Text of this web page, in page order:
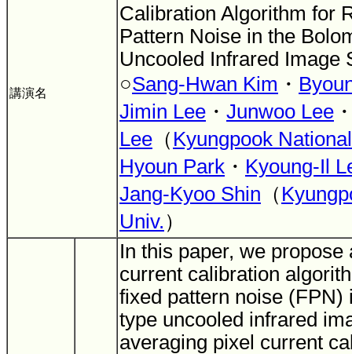
講演名
Calibration Algorithm for
Pattern Noise in the
Uncooled Infrared Image
○Sang-Hwan Kim ・
Jimin Lee ・ Junwoo Lee
Lee （ Kyungpook
Hyoun Park ・ Kyoung-Il
Jang-Kyoo Shin （
Univ. ）
In this paper, we
current calibration
fixed pattern noise (FPN)
type uncooled infrared
averaging pixel current